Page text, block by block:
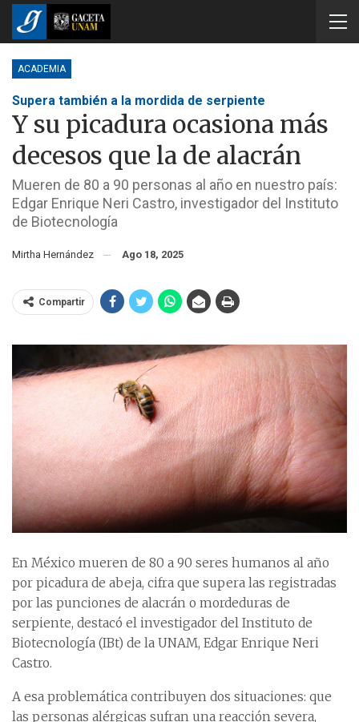
ACADEMIA
Supera también a la mordida de serpiente
Y su picadura ocasiona más
decesos que la de alacrán
Mueren de 80 a 90 personas al año en nuestro país:
Edgar Enrique Neri Castro, investigador del Instituto
de Biotecnología
Mirtha Hernández Ago 18, 2025
Compartir
En México mueren de 80 a 90 seres humanos al año
por picadura de abeja, cifra que supera las registradas
por las punciones de alacrán o mordeduras de
serpiente, destacó el investigador del Instituto de
Biotecnología (IBt) de la UNAM, Edgar Enrique Neri
Castro.
A esa problemática contribuyen dos situaciones: que
las personas alérgicas sufran una reacción severa,